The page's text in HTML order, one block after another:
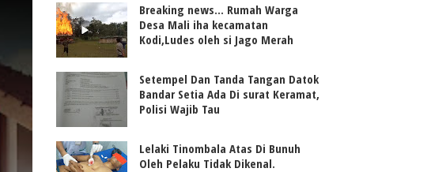
Breaking news... Rumah Warga
Desa Mali iha kecamatan
Kodi,Ludes oleh si Jago Merah
Setempel Dan Tanda Tangan Datok
Bandar Setia Ada Di surat Keramat,
Polisi Wajib Tau
Lelaki Tinombala Atas Di Bunuh
Oleh Pelaku Tidak Dikenal.